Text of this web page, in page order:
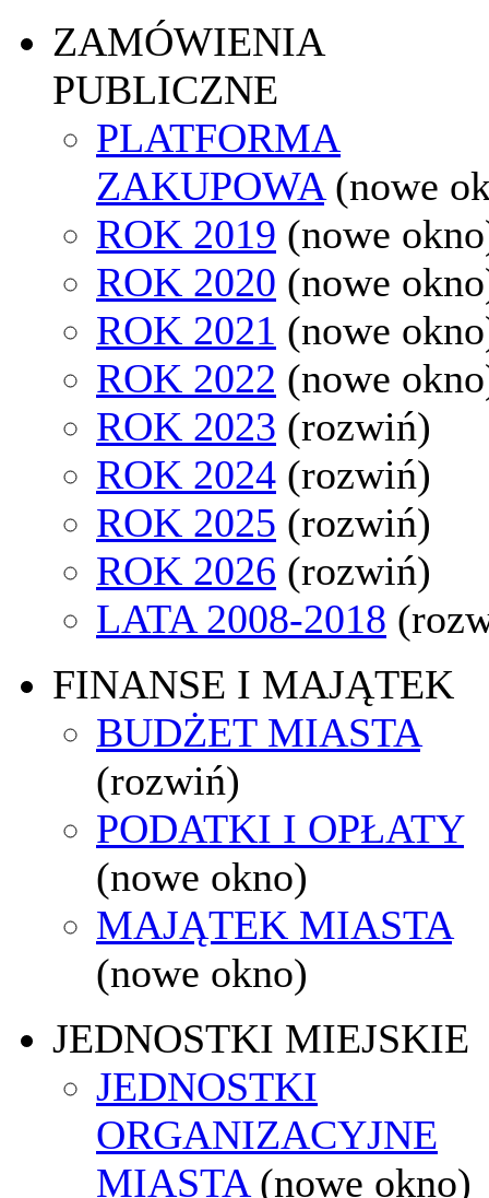
ZAMÓWIENIA
PUBLICZNE
PLATFORMA
ZAKUPOWA (nowe
ROK 2019 (nowe
ROK 2020 (nowe
ROK 2021 (nowe
ROK 2022 (nowe
ROK 2023 (rozwiń)
ROK 2024 (rozwiń)
ROK 2025 (rozwiń)
ROK 2026 (rozwiń)
LATA 2008-2018
FINANSE I MAJĄTEK
BUDŻET MIASTA
(rozwiń)
PODATKI I OPŁATY
(nowe okno)
MAJĄTEK MIASTA
(nowe okno)
JEDNOSTKI MIEJSKIE
JEDNOSTKI
ORGANIZACYJNE
MIASTA (nowe okno)